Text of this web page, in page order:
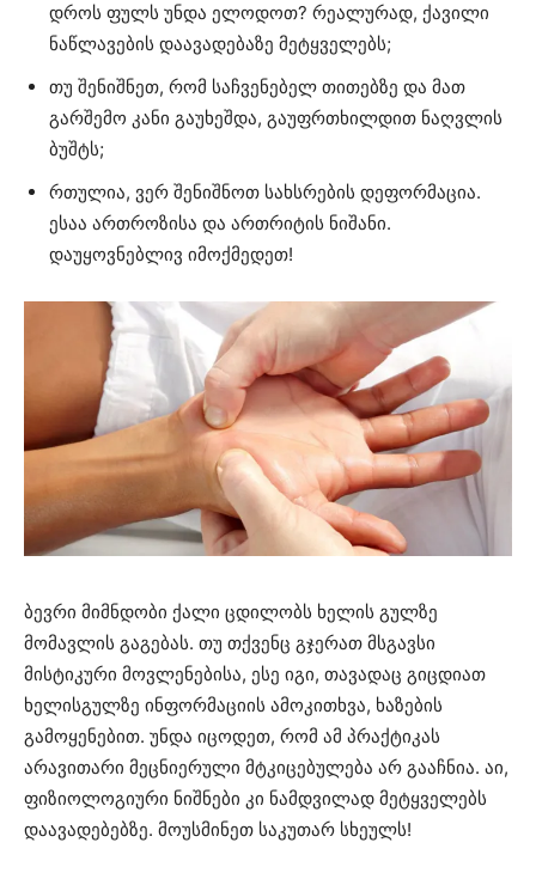
დროს ფულს უნდა ელოდოთ? რეალურად, ქავილი
ნაწლავების დაავადებაზე მეტყველებს;
თუ შენიშნეთ, რომ საჩვენებელ თითებზე და მათ
გარშემო კანი გაუხეშდა, გაუფრთხილდით ნაღვლის
ბუშტს;
რთულია, ვერ შენიშნოთ სახსრების დეფორმაცია.
ესაა ართროზისა და ართრიტის ნიშანი.
დაუყოვნებლივ იმოქმედეთ!
ბევრი მიმნდობი ქალი ცდილობს ხელის გულზე
მომავლის გაგებას. თუ თქვენც გჯერათ მსგავსი
მისტიკური მოვლენებისა, ესე იგი, თავადაც გიცდიათ
ხელისგულზე ინფორმაციის ამოკითხვა, ხაზების
გამოყენებით. უნდა იცოდეთ, რომ ამ პრაქტიკას
არავითარი მეცნიერული მტკიცებულება არ გააჩნია. აი,
ფიზიოლოგიური ნიშნები კი ნამდვილად მეტყველებს
დაავადებებზე. მოუსმინეთ საკუთარ სხეულს!